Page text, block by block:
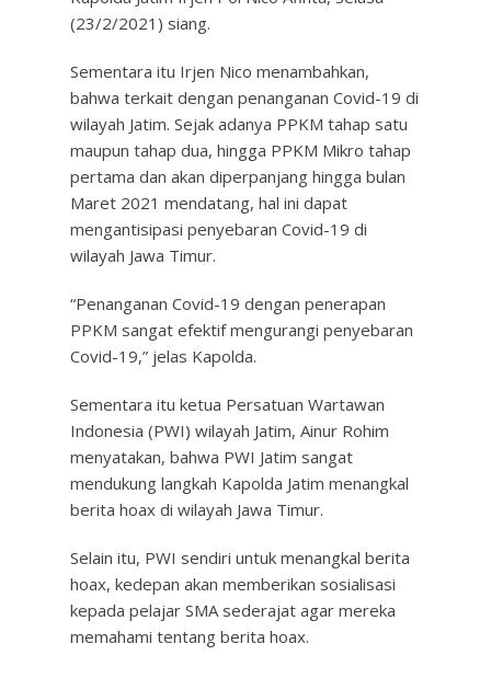
(23/2/2021) siang.
Sementara itu Irjen Nico menambahkan,
bahwa terkait dengan penanganan Covid-19 di
wilayah Jatim. Sejak adanya PPKM tahap satu
maupun tahap dua, hingga PPKM Mikro tahap
pertama dan akan diperpanjang hingga bulan
Maret 2021 mendatang, hal ini dapat
mengantisipasi penyebaran Covid-19 di
wilayah Jawa Timur.
“Penanganan Covid-19 dengan penerapan
PPKM sangat efektif mengurangi penyebaran
Covid-19,” jelas Kapolda.
Sementara itu ketua Persatuan Wartawan
Indonesia (PWI) wilayah Jatim, Ainur Rohim
menyatakan, bahwa PWI Jatim sangat
mendukung langkah Kapolda Jatim menangkal
berita hoax di wilayah Jawa Timur.
Selain itu, PWI sendiri untuk menangkal berita
hoax, kedepan akan memberikan sosialisasi
kepada pelajar SMA sederajat agar mereka
memahami tentang berita hoax.